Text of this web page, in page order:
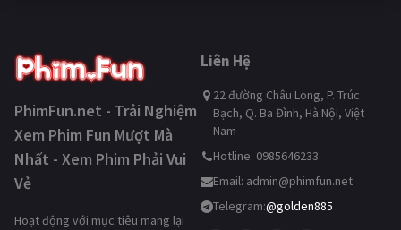
PhimFun.net - Trải Nghiệm
Xem Phim Fun Mượt Mà
Nhất - Xem Phim Phải Vui
Vẻ
Hoạt động với mục tiêu mang lại
Liên Hệ
22 đường Châu Long, P. Trúc
Bạch, Q. Ba Đình, Hà Nội, Việt
Nam
Hotline: 0985646233
Email: admin@phimfun.net
Telegram:@golden885